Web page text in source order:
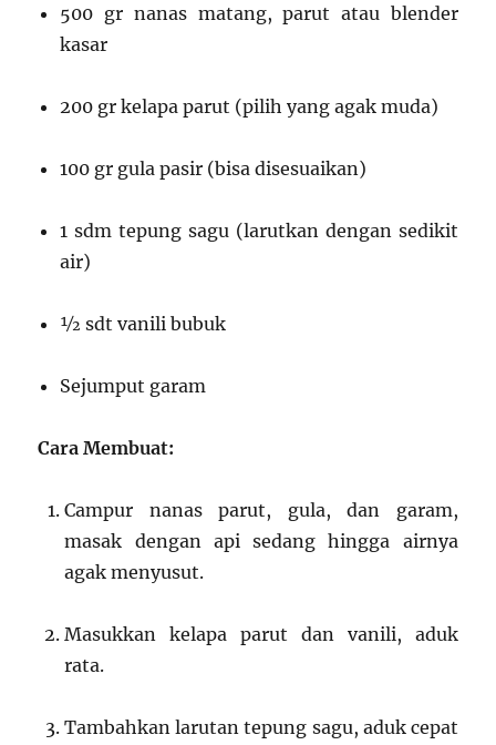
500 gr nanas matang, parut atau blender
kasar
200 gr kelapa parut (pilih yang agak muda)
100 gr gula pasir (bisa disesuaikan)
1 sdm tepung sagu (larutkan dengan sedikit
air)
½ sdt vanili bubuk
Sejumput garam
Cara Membuat:
Campur nanas parut, gula, dan garam,
masak dengan api sedang hingga airnya
agak menyusut.
Masukkan kelapa parut dan vanili, aduk
rata.
Tambahkan larutan tepung sagu, aduk cepat